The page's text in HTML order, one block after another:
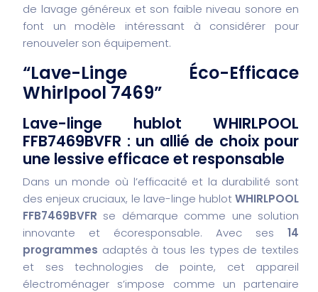
de lavage généreux et son faible niveau sonore en
font un modèle intéressant à considérer pour
renouveler son équipement.
“Lave-Linge Éco-Efficace
Whirlpool 7469”
Lave-linge hublot WHIRLPOOL
FFB7469BVFR : un allié de choix pour
une lessive efficace et responsable
Dans un monde où l’efficacité et la durabilité sont
des enjeux cruciaux, le lave-linge hublotWHIRLPOOL
FFB7469BVFR se démarque comme une solution
innovante et écoresponsable. Avec ses 14
programmes adaptés à tous les types de textiles
et ses technologies de pointe, cet appareil
électroménager s’impose comme un partenaire